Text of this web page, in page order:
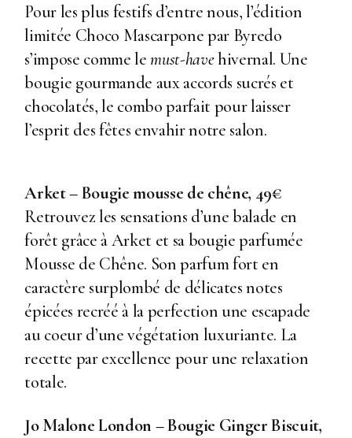
Pour les plus festifs d’entre nous, l’édition
limitée Choco Mascarpone par Byredo
s’impose comme lemust-havehivernal. Une
bougie gourmande aux accords sucrés et
chocolatés, le combo parfait pour laisser
l’esprit des fêtes envahir notre salon.
Arket – Bougie mousse de chêne, 49€
Retrouvez les sensations d’une balade en
forêt grâce à Arket et sa bougie parfumée
Mousse de Chêne. Son parfum fort en
caractère surplombé de délicates notes
épicées recréé à la perfection une escapade
au coeur d’une végétation luxuriante. La
recette par excellence pour une relaxation
totale.
Jo Malone London – Bougie Ginger Biscuit,